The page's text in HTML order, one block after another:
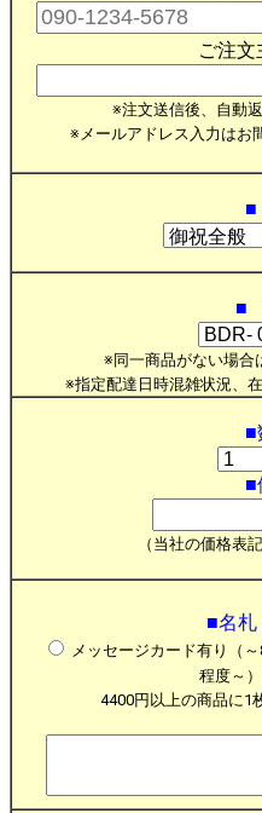
ご注文
※注文送信後、自動
※メールアドレス入力はお
■
■
※同一商品がない場合
※指定配達日時混雑状況、
■
■
（当社の価格表
■名札
メッセージカード有り（
程度～
4400円以上の商品に1